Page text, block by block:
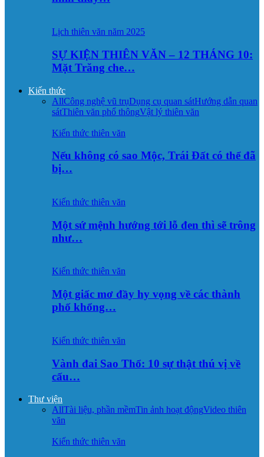
Lịch thiên văn năm 2025
SỰ KIỆN THIÊN VĂN – 12 THÁNG 10:
Mặt Trăng che…
Kiến thức
AllCông nghệ vũ trụDụng cụ quan sátHướng dẫn quan
sátThiên văn phổ thôngVật lý thiên văn
Kiến thức thiên văn
Nếu không có sao Mộc, Trái Đất có thể đã
bị…
Kiến thức thiên văn
Một sứ mệnh hướng tới lỗ đen thì sẽ trông
như…
Kiến thức thiên văn
Một giấc mơ đầy hy vọng về các thành
phố khổng…
Kiến thức thiên văn
Vành đai Sao Thổ: 10 sự thật thú vị về
cấu…
Thư viện
AllTài liệu, phần mềmTin ảnh hoạt độngVideo thiên
văn
Kiến thức thiên văn